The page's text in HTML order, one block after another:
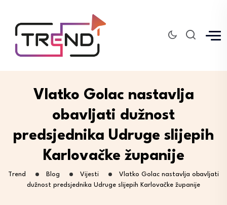
Vlatko Golac nastavlja
obavljati dužnost
predsjednika Udruge slijepih
Karlovačke županije
Trend Blog Vijesti
Vlatko Golac nastavlja obavljati
dužnost predsjednika Udruge slijepih Karlovačke županije